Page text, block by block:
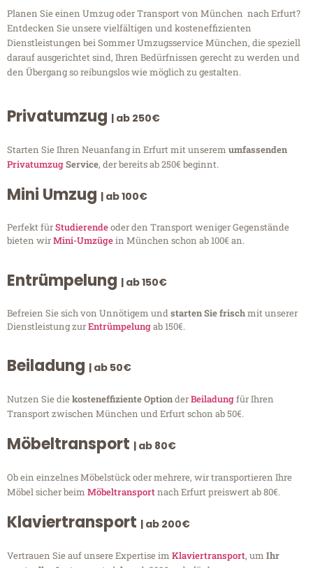
Planen Sie einen Umzug oder Transport von München nach Erfurt?
Entdecken Sie unsere vielfältigen und kosteneffizienten
Dienstleistungen bei Sommer Umzugsservice München, die speziell
darauf ausgerichtet sind, Ihren Bedürfnissen gerecht zu werden und
den Übergang so reibungslos wie möglich zu gestalten.
Privatumzug | ab 250€
Starten Sie Ihren Neuanfang in Erfurt mit unserem umfassenden
PrivatumzugService, der bereits ab 250€ beginnt.
Mini Umzug | ab 100€
Perfekt fürStudierendeoder den Transport weniger Gegenstände
bieten wirMini-Umzügein München schon ab 100€ an.
Entrümpelung | ab 150€
Befreien Sie sich von Unnötigem undstarten Sie frischmit unserer
Dienstleistung zurEntrümpelungab 150€.
Beiladung | ab 50€
Nutzen Sie diekosteneffiziente OptionderBeiladungfür Ihren
Transport zwischen München und Erfurt schon ab 50€.
Möbeltransport | ab 80€
Ob ein einzelnes Möbelstück oder mehrere, wir transportieren Ihre
Möbel sicher beim Möbeltransportnach Erfurt preiswert ab 80€.
Klaviertransport | ab 200€
Vertrauen Sie auf unsere Expertise im Klaviertransport, um Ihr